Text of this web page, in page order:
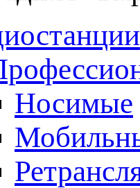
Носимые